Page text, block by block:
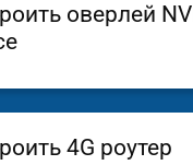
оверлей
4G роутер